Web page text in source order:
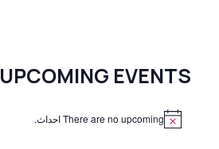
UPCOMING EVENTS
There are no upcoming احداث.